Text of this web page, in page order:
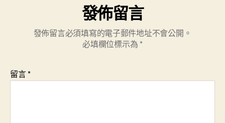
發佈留言
發佈留言必須填寫的電子郵件地址不會公開。
必填欄位標示為 *
留言*